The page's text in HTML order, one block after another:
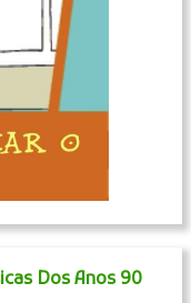
Dos Anos 90